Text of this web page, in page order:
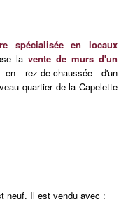
spécialisée en locaux
la vente de murs d'un
en rez-de-chaussée d'un
quartier de la Capelette
neuf. Il est vendu avec :